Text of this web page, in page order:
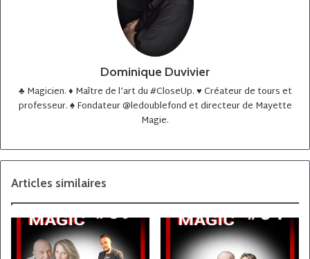
Dominique Duvivier
♣️ Magicien. ♦️ Maître de l’art du #CloseUp. ♥️ Créateur de tours et
professeur. ♠️ Fondateur @ledoublefond et directeur de Mayette
Magie.
Articles similaires